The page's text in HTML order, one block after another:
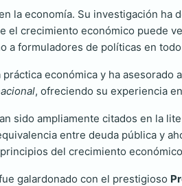
la economía. Su investigación ha
crecimiento económico puede
a formuladores de políticas en
económica y ha
, ofreciendo su experiencia
sido ampliamente citados en la
entre deuda pública y
del crecimiento
galardonado con el prestigioso